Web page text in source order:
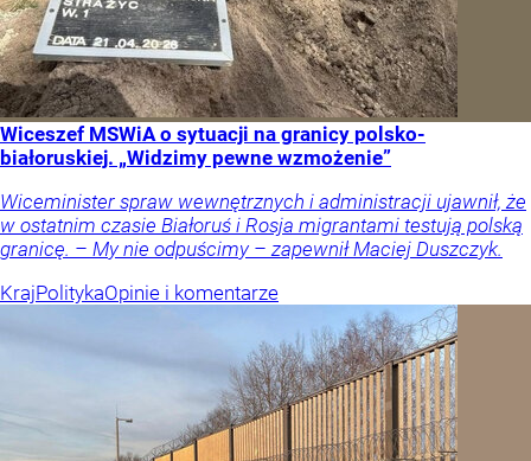
Wiceszef MSWiA o sytuacji na granicy polsko-
białoruskiej. „Widzimy pewne wzmożenie”
Wiceminister spraw wewnętrznych i administracji ujawnił, że
w ostatnim czasie Białoruś i Rosja migrantami testują polską
granicę. – My nie odpuścimy – zapewnił Maciej Duszczyk.
KrajPolitykaOpinie i komentarze